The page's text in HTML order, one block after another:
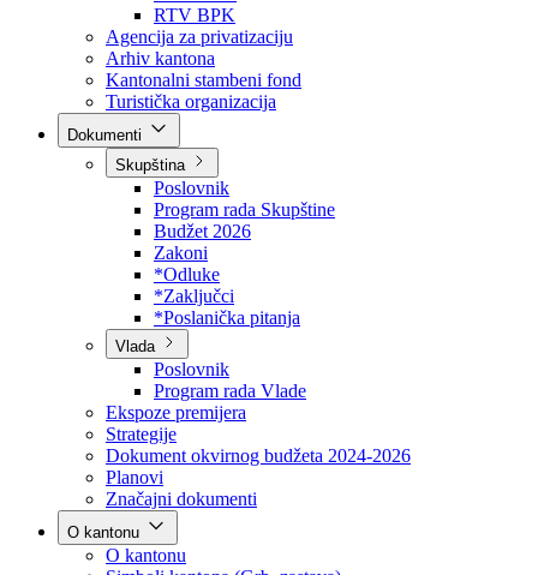
Direkcija za šumarstvo
Javna preduzeća
BPK šume
RTV BPK
Agencija za privatizaciju
Arhiv kantona
Kantonalni stambeni fond
Turistička organizacija
Skupština
Poslovnik
Program rada Skupštine
Budžet 2026
Zakoni
*Odluke
*Zaključci
*Poslanička pitanja
Vlada
Poslovnik
Program rada Vlade
Ekspoze premijera
Strategije
Dokument okvirnog budžeta 2024-2026
Planovi
Značajni dokumenti